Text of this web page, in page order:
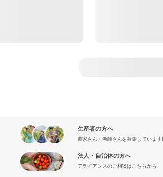
生産者の方へ
農家さん・漁師さんを募集しています!
法人・自治体の方へ
アライアンスのご相談はこちらから